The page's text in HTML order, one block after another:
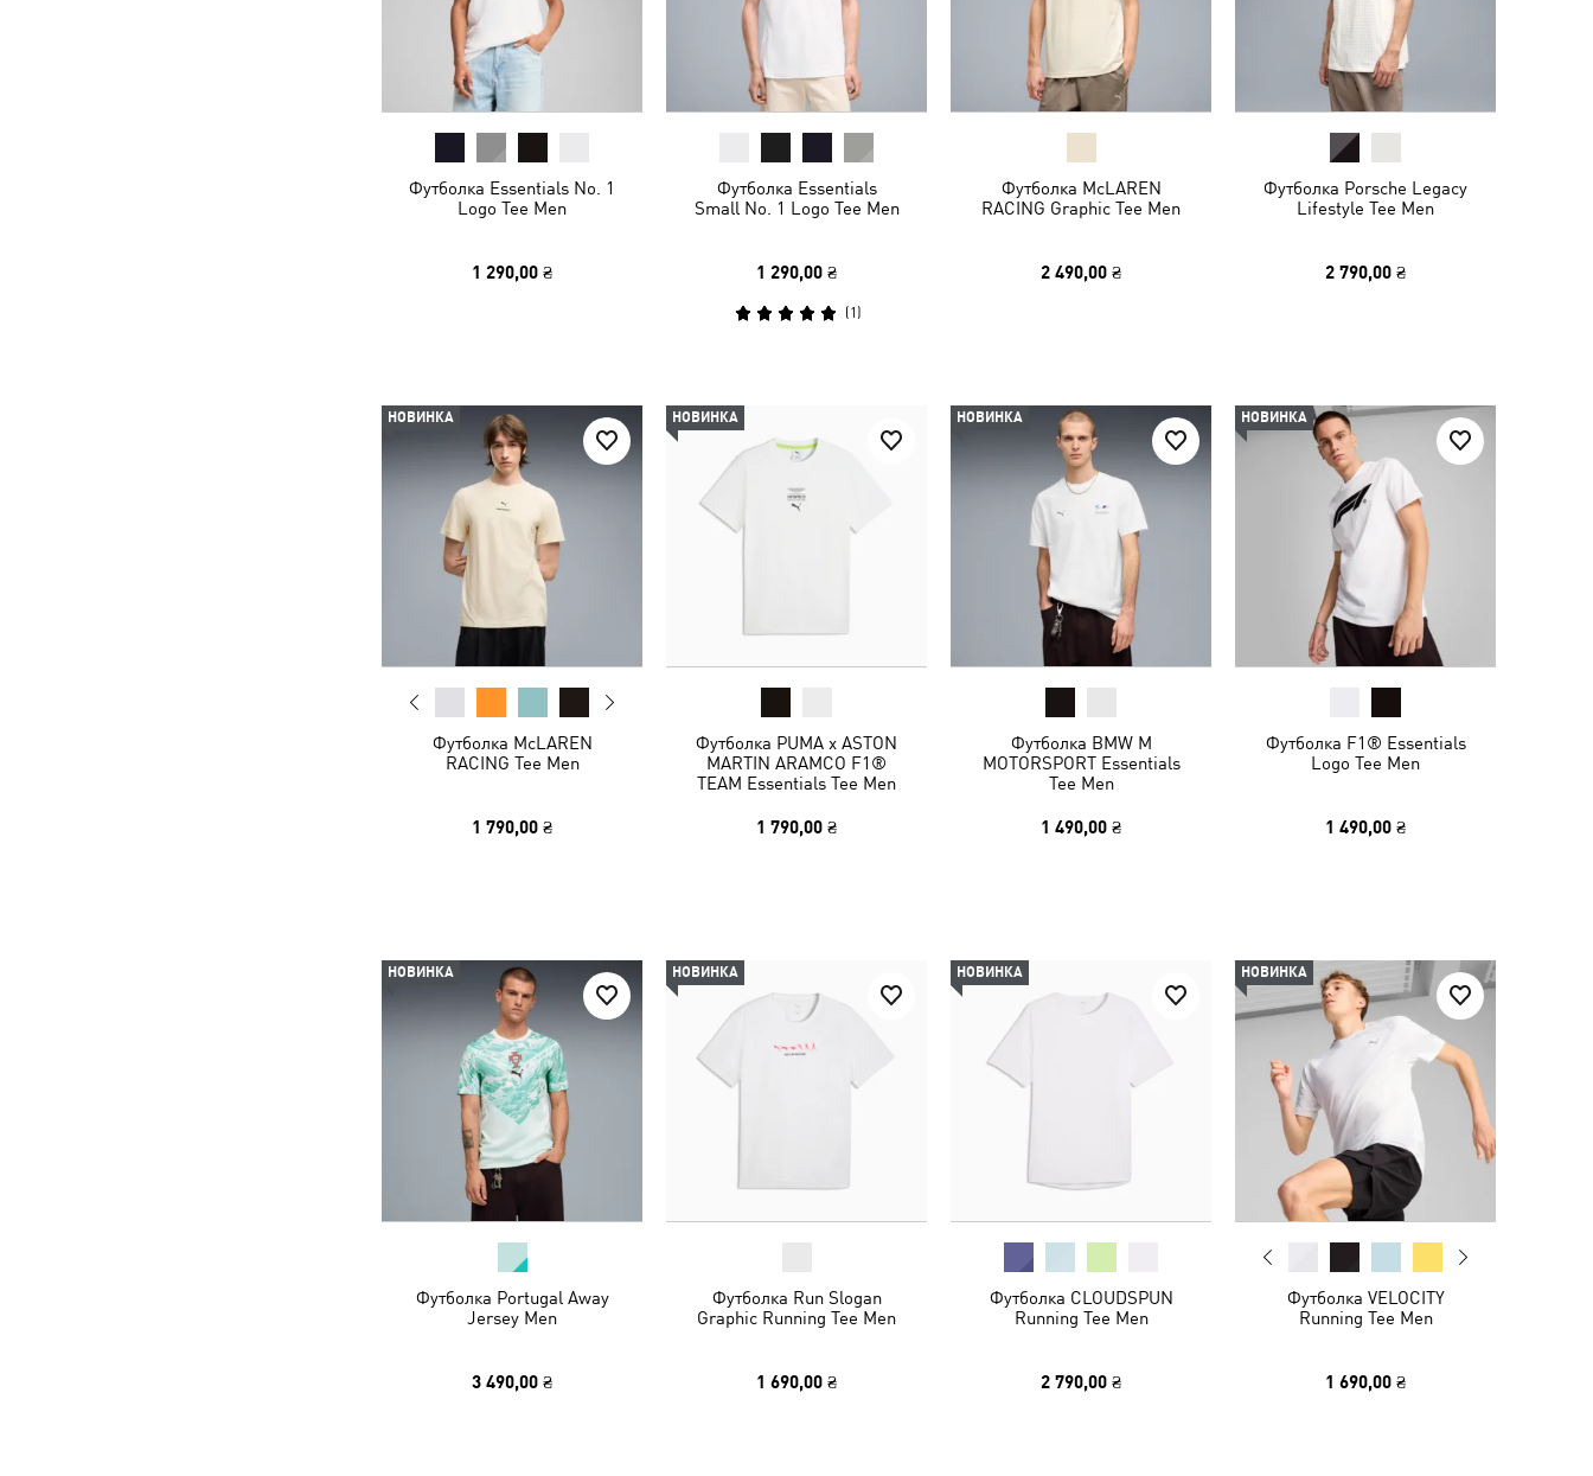
Футболка Essentials No. 1
Logo Tee Men
1 290,00 ₴
Футболка Essentials
Small No. 1 Logo Tee Men
1 290,00 ₴
(1 )
Футболка McLAREN
RACING Graphic Tee Men
2 490,00 ₴
Футболка Porsche Legacy
Lifestyle Tee Men
2 790,00 ₴
НОВИНКА
Футболка McLAREN
RACING Tee Men
1 790,00 ₴
НОВИНКА
Футболка PUMA x ASTON
MARTIN ARAMCO F1®
TEAM Essentials Tee Men
1 790,00 ₴
НОВИНКА
Футболка BMW M
MOTORSPORT Essentials
Tee Men
1 490,00 ₴
НОВИНКА
Футболка F1® Essentials
Logo Tee Men
1 490,00 ₴
НОВИНКА
Футболка Portugal Away
Jersey Men
3 490,00 ₴
НОВИНКА
Футболка Run Slogan
Graphic Running Tee Men
1 690,00 ₴
НОВИНКА
Футболка CLOUDSPUN
Running Tee Men
2 790,00 ₴
НОВИНКА
Футболка VELOCITY
Running Tee Men
1 690,00 ₴